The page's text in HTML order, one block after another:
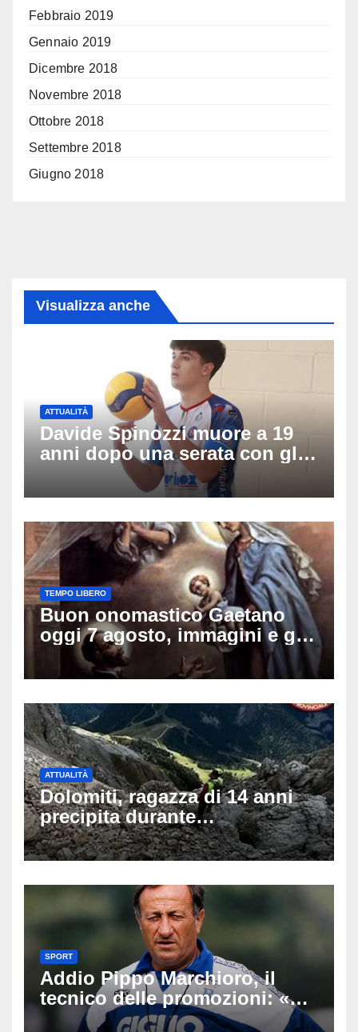
Febbraio 2019
Gennaio 2019
Dicembre 2018
Novembre 2018
Ottobre 2018
Settembre 2018
Giugno 2018
Visualizza anche
ATTUALITÀ
Davide Spinozzi muore a 19
anni dopo una serata con gli
amici: il mistero dello
schianto senza frenata
TEMPO LIBERO
Buon onomastico Gaetano
oggi 7 agosto, immagini e gif
di auguri da condividere sui
social
ATTUALITÀ
Dolomiti, ragazza di 14 anni
precipita durante
un’escursione: tragedia sul
Latemar davanti alla famiglia
SPORT
Addio Pippo Marchioro, il
tecnico delle promozioni: «Ha
scritto pagine indimenticabili